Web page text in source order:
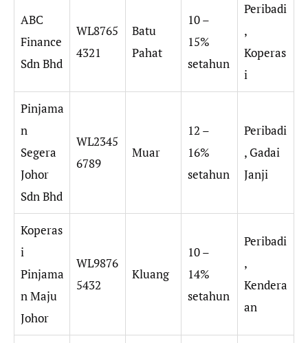
ABC
Finance
Sdn Bhd
WL8765
4321
Batu
Pahat
10 –
15%
setahun
Peribadi
,
Koperas
i
Pinjama
n
Segera
Johor
Sdn Bhd
WL2345
6789
Muar
12 –
16%
setahun
Peribadi
, Gadai
Janji
Koperas
i
Pinjama
n Maju
Johor
WL9876
5432
Kluang
10 –
14%
setahun
Peribadi
,
Kendera
an